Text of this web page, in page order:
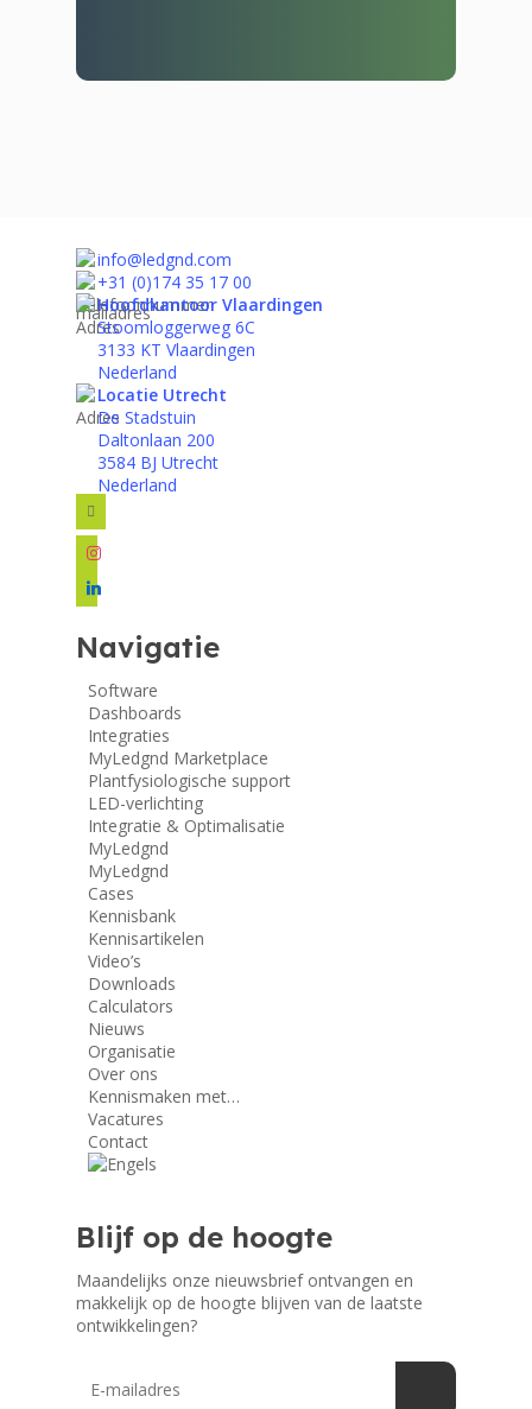
info@ledgnd.com
+31 (0)174 35 17 00
Hoofdkantoor Vlaardingen
Stoomloggerweg 6C
3133 KT Vlaardingen
Nederland
Locatie Utrecht
De Stadstuin
Daltonlaan 200
3584 BJ Utrecht
Nederland
facebook
instagram
linkedin
Navigatie
Software
Dashboards
Integraties
MyLedgnd Marketplace
Plantfysiologische support
LED-verlichting
Integratie & Optimalisatie
MyLedgnd
MyLedgnd
Cases
Kennisbank
Kennisartikelen
Video’s
Downloads
Calculators
Nieuws
Organisatie
Over ons
Kennismaken met…
Vacatures
Contact
Blijf op de hoogte
Maandelijks onze nieuwsbrief ontvangen en
makkelijk op de hoogte blijven van de laatste
ontwikkelingen?